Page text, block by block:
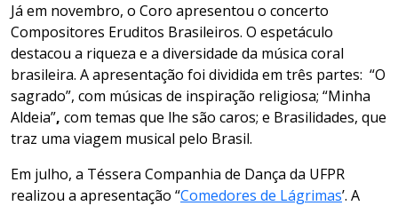
Já em novembro, o Coro apresentou o concerto
Compositores Eruditos Brasileiros. O espetáculo
destacou a riqueza e a diversidade da música coral
brasileira. A apresentação foi dividida em três partes: “O
sagrado”, com músicas de inspiração religiosa; “Minha
Aldeia”, com temas que lhe são caros; e Brasilidades, que
traz uma viagem musical pelo Brasil.
Em julho, a Téssera Companhia de Dança da UFPR
realizou a apresentação “Comedores de Lágrimas’. A